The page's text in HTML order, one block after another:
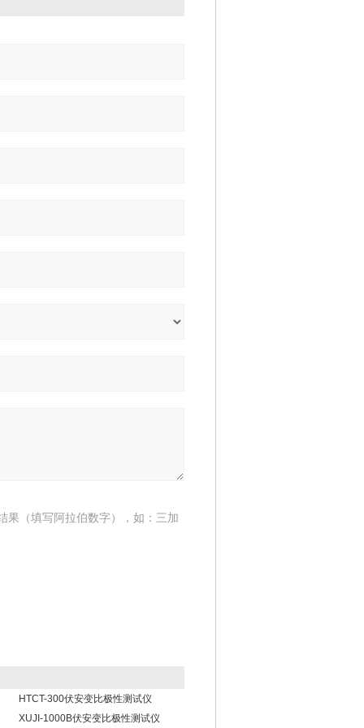
果（填写阿拉伯数字），如：三加
HTCT-300伏安变比极性测试仪
XUJI-1000B伏安变比极性测试仪